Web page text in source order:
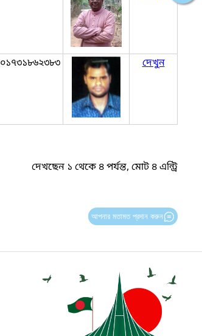
০১৭৩১৮৬২৩৮৩ দেখুন
দেখছেন ১ থেকে ৪ পর্যন্ত, মোট ৪ এন্ট্রি
আপনার মতামত প্রদান করুন